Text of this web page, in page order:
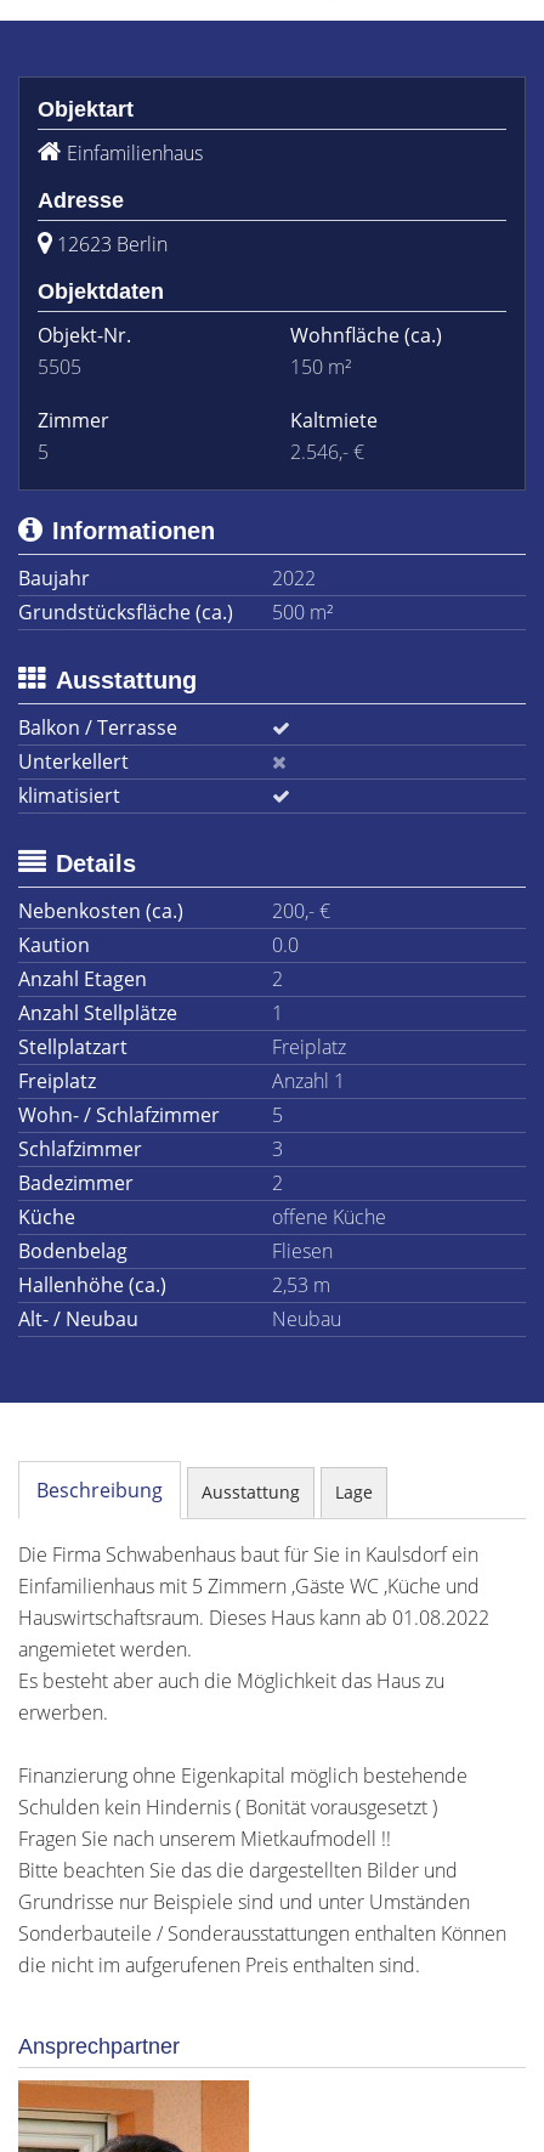
Objektart
Einfamilienhaus
Adresse
12623 Berlin
Objektdaten
Objekt-Nr.
5505
Wohnfläche(ca.)
150 m²
Zimmer
5
Kaltmiete
2.546,- €
Informationen
Baujahr
2022
Grundstücksfläche (ca.)
500 m²
Ausstattung
Balkon / Terrasse
Unterkellert
klimatisiert
Details
Nebenkosten (ca.)
200,- €
Kaution
0.0
Anzahl Etagen
2
Anzahl Stellplätze
1
Stellplatzart
Freiplatz
Freiplatz
Anzahl 1
Wohn- / Schlafzimmer
5
Schlafzimmer
3
Badezimmer
2
Küche
offene Küche
Bodenbelag
Fliesen
Hallenhöhe (ca.)
2,53 m
Alt- / Neubau
Neubau
Beschreibung Ausstattung Lage
Die Firma Schwabenhaus baut für Sie in Kaulsdorf ein
Einfamilienhaus mit 5 Zimmern ,Gäste WC ,Küche und
Hauswirtschaftsraum. Dieses Haus kann ab 01.08.2022
angemietet werden.
Es besteht aber auch die Möglichkeit das Haus zu
erwerben.
Finanzierung ohne Eigenkapital möglich bestehende
Schulden kein Hindernis ( Bonität vorausgesetzt )
Fragen Sie nach unserem Mietkaufmodell !!
Bitte beachten Sie das die dargestellten Bilder und
Grundrisse nur Beispiele sind und unter Umständen
Sonderbauteile / Sonderausstattungen enthalten Können
die nicht im aufgerufenen Preis enthalten sind.
Ansprechpartner